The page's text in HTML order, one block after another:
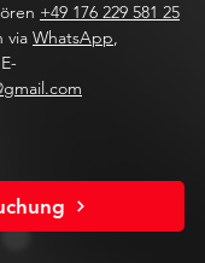
+49 176 229 581 25
via WhatsApp,